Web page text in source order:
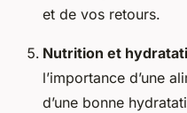
et de vos retours.
Nutrition et
l’importance d’une
d’une bonne